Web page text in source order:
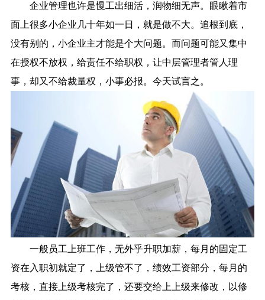
企业管理也许是慢工出细活，润物细无声。眼瞅着市
面上很多小企业几十年如一日，就是做不大。追根到底，
没有别的，小企业主才能是个大问题。而问题可能又集中
在授权不放权，给责任不给职权，让中层管理者管人理
事，却又不给裁量权，小事必报。今天试言之。
一般员工上班工作，无外乎升职加薪，每月的固定工
资在入职初就定了，上级管不了，绩效工资部分，每月的
考核，直接上级考核完了，还要交给上上级来修改，以修